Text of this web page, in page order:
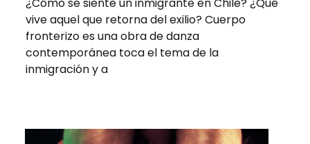
vive aquel que retorna del exilio? Cuerpo
fronterizo es una obra de danza
contemporánea toca el tema de la
inmigración y a